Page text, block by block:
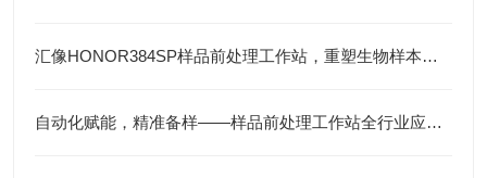
汇像HONOR384SP样品前处理工作站，重塑生物样本处理新标准
自动化赋能，精准备样——样品前处理工作站全行业应用指南